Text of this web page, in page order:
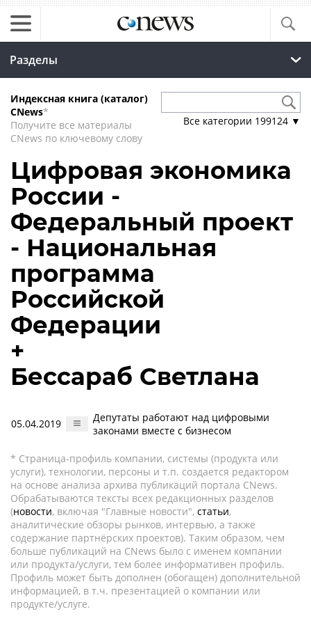
Разделы
Индексная книга (каталог)
CNews*
Получите все материалы
CNews по ключевому слову
Все категории 199124 ▼
Цифровая экономика
России -
Федеральный проект
- Национальная
программа
Российской
Федерации
+
Бессараб Светлана
05.04.2019
Депутаты работают над цифровыми
законами вместе с бизнесом
* Страница-профиль компании, системы (продукта или
услуги), технологии, персоны и т.п. создается редактором
на основе анализа архива публикаций портала CNews.
Обрабатываются тексты всех редакционных разделов
(новости, включая "Главные новости", статьи,
аналитические обзоры рынков, интервью, а также
содержание партнёрских проектов). Таким образом, чем
больше публикаций на CNews было с именем компании
или продукта/услуги, тем более информативен профиль.
Профиль может быть дополнен (обогащен) дополнительной
информацией, в т.ч. презентацией о компании или
продукте/услуге.